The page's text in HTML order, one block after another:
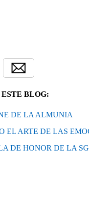
BLOG:
DE LA ALMUNIA
EL ARTE DE LAS
DE HONOR DE LA